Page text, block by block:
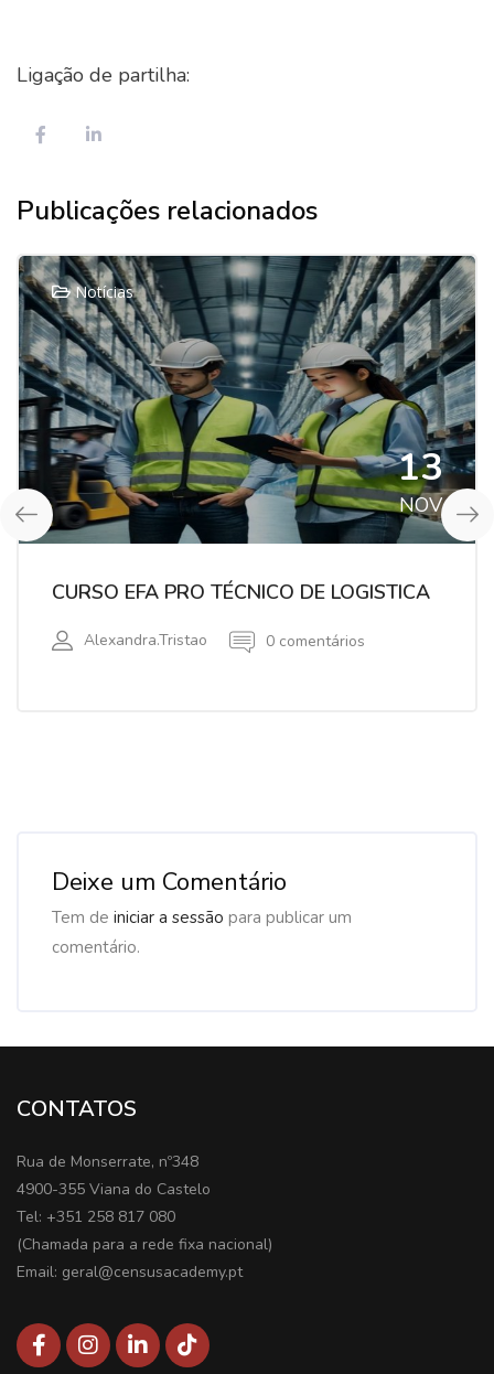
Ligação de partilha:
Publicações relacionados
Notícias
13
NOV
CURSO EFA PRO TÉCNICO DE LOGISTICA
Alexandra.tristao 0 comentários
Deixe um Comentário
Tem de iniciar a sessão para publicar um
comentário.
CONTATOS
Rua de Monserrate, nº348
4900-355 Viana do Castelo
Tel: +351 258 817 080
(Chamada para a rede fixa nacional)
Email: geral@censusacademy.pt